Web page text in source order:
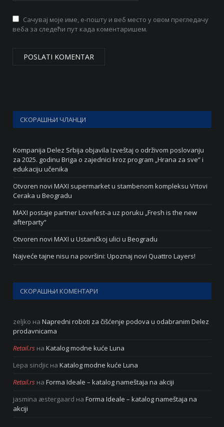
Сачувај моје име, е-пошту и веб место у овом прегледачу
веба за следећи пут када коментаришем.
СКОРАШЊИ ЧЛАНЦИ
Kompanija Delez Srbija objavila Izveštaj o održivom poslovanju
za 2025. godinu Briga o zajednici kroz program „Hrana za sve“ i
edukaciju učenika
Otvoren novi MAXI supermarket u stambenom kompleksu Vrtovi
Ceraka u Beogradu
MAXI postaje partner Lovefest-a uz poruku „Fresh is the new
afterparty“
Otvoren novi MAXI u Ustaničkoj ulici u Beogradu
Najveće tajne nisu na površini: Upoznaj novi Quattro Layers!
СКОРАШЊИ КОМЕНТАРИ
zeljko на Napredni roboti za čišćenje podova u odabranim Delez
prodavnicama
Retail.rs на Katalog modne kuće Luna
Lepa sindjic на Katalog modne kuće Luna
Retail.rs на Forma Ideale – katalog nameštaja na akciji
jasmina æstergaard на Forma Ideale – katalog nameštaja na
akciji